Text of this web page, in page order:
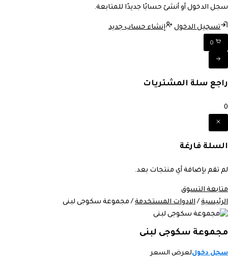
سجل الدخول أو أنشئ حسابًا جديدًا للمتابعة.
تسجيل الدخول إنشاء حساب جديد
0
راجع سلة المشتريات
0
السلة فارغة
لم تقم بإضافة أي منتجات بعد.
متابعة التسوق
الرئيسية /الادوات المستخدمة / مجموعة سكوجى لبنى
مجموعة سكوجى لبنى
سجل دخوللعرض السعر